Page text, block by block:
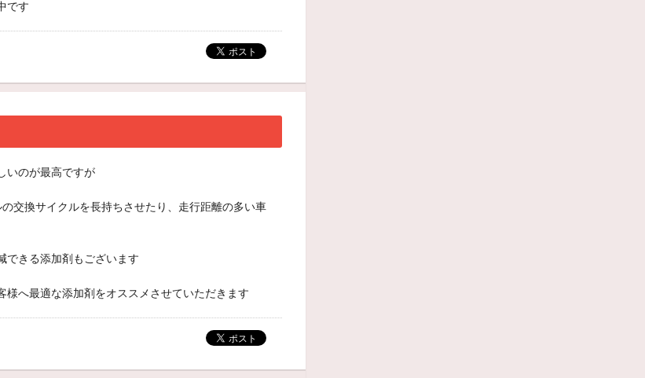
です
いのが最高ですが
交換サイクルを長持ちさせたり、走行距離の多い車
できる添加剤もございます
様へ最適な添加剤をオススメさせていただきます